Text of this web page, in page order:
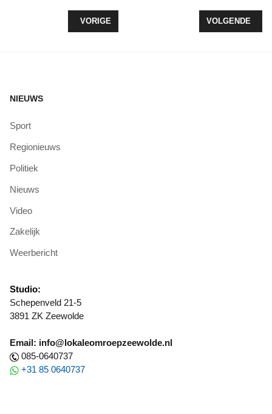
VORIG ARTIKEL: WELZIJN START MET 'GEZELLIG
VORIGE VOLGENDE
VOLGENDE
NIEUWS
Sport
Regionieuws
Politiek
Nieuws
Video
Zakelijk
Weerbericht
Studio:
Schepenveld 21-5
3891 ZK Zeewolde
Email: info@lokaleomroepzeewolde.nl
085-0640737
+31 85 0640737